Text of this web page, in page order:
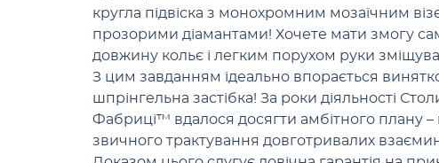
кругла підвіска з монохромним мозаїчним
прозорими діамантами! Хочете мати змогу
довжину кольє і легким порухом руки
З цим завданням ідеально впорається
шпрінгельна застібка! За роки діяльності
Фабриці™ вдалося досягти амбітного плану
звичного трактування довготривалих